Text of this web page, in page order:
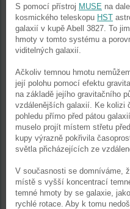
S pomocí přístroj MUSE na
kosmického teleskopu HST
galaxií v kupě Abell 3827. To
hmoty v tomto systému a
viditelných galaxií.
Ačkoliv temnou hmotu
její polohu pomocí efektu
na základě jejího gravitačního
vzdálenějších galaxií. Ke kolizi
pohledu přímo před pátou
muselo projít místem střetu
kupy výrazně pokřivila
světla přicházejících ze
V současnosti se domníváme,
místě s vyšší koncentrací
temné hmoty by se galaxie,
rychlé rotace. Aby k tomu